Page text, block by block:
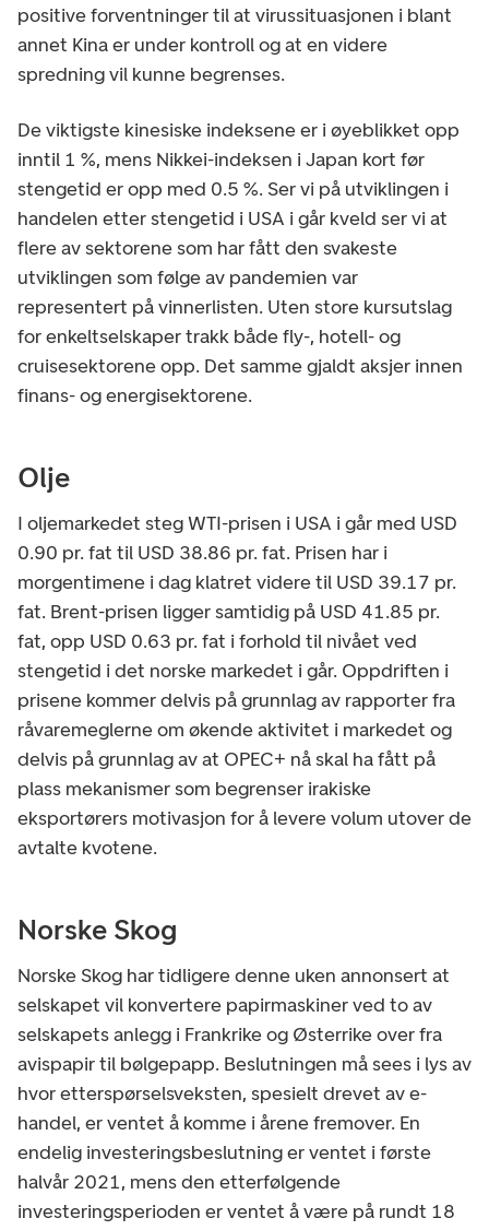
positive forventninger til at virussituasjonen i blant
annet Kina er under kontroll og at en videre
spredning vil kunne begrenses.
De viktigste kinesiske indeksene er i øyeblikket opp
inntil 1 %, mens Nikkei-indeksen i Japan kort før
stengetid er opp med 0.5 %. Ser vi på utviklingen i
handelen etter stengetid i USA i går kveld ser vi at
flere av sektorene som har fått den svakeste
utviklingen som følge av pandemien var
representert på vinnerlisten. Uten store kursutslag
for enkeltselskaper trakk både fly-, hotell- og
cruisesektorene opp. Det samme gjaldt aksjer innen
finans- og energisektorene.
Olje
I oljemarkedet steg WTI-prisen i USA i går med USD
0.90 pr. fat til USD 38.86 pr. fat. Prisen har i
morgentimene i dag klatret videre til USD 39.17 pr.
fat. Brent-prisen ligger samtidig på USD 41.85 pr.
fat, opp USD 0.63 pr. fat i forhold til nivået ved
stengetid i det norske markedet i går. Oppdriften i
prisene kommer delvis på grunnlag av rapporter fra
råvaremeglerne om økende aktivitet i markedet og
delvis på grunnlag av at OPEC+ nå skal ha fått på
plass mekanismer som begrenser irakiske
eksportørers motivasjon for å levere volum utover de
avtalte kvotene.
Norske Skog
Norske Skog har tidligere denne uken annonsert at
selskapet vil konvertere papirmaskiner ved to av
selskapets anlegg i Frankrike og Østerrike over fra
avispapir til bølgepapp. Beslutningen må sees i lys av
hvor etterspørselsveksten, spesielt drevet av e-
handel, er ventet å komme i årene fremover. En
endelig investeringsbeslutning er ventet i første
halvår 2021, mens den etterfølgende
investeringsperioden er ventet å være på rundt 18